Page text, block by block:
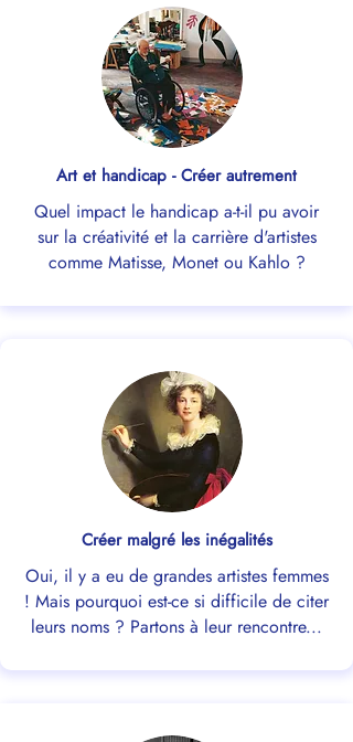
Art et handicap - Créer autrement
Quel impact le handicap a-t-il pu avoir
sur la créativité et la carrière d'artistes
comme Matisse, Monet ou Kahlo ?
Créer malgré les inégalités
Oui, il y a eu de grandes artistes femmes
! Mais pourquoi est-ce si difficile de citer
leurs noms ? Partons à leur rencontre...